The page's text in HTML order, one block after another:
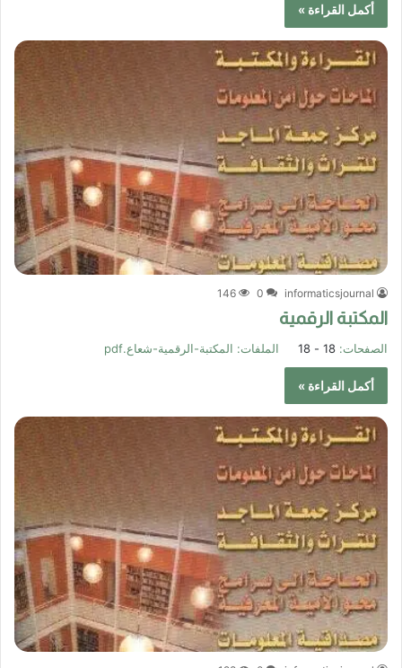
أكمل القراءة »
informaticsjournal
0
146
المكتبة الرقمية
الصفحات: 18 - 18 الملفات: المكتبة-الرقمية-شعاع.pdf
أكمل القراءة »